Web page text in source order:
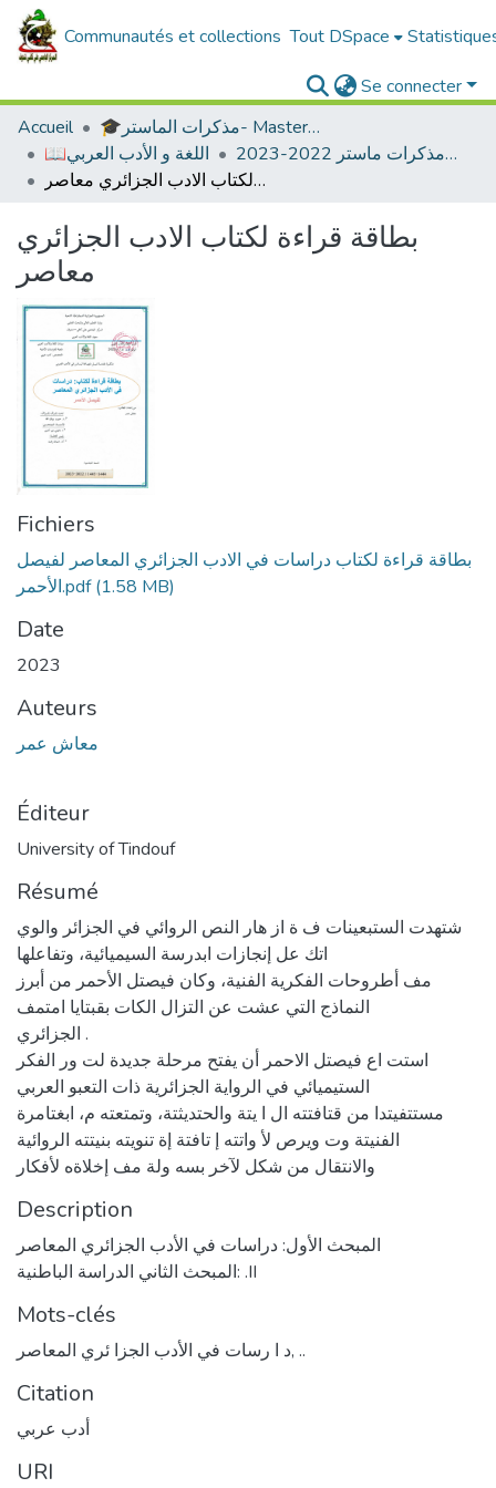
Communautés et collections Tout DSpace
Se connecter
Accueil
🎓مذكرات الماستر- Master's Theses
📖اللغة و الأدب العربي
ادب عربي -مذكرات ماستر 2022-2023
بطاقة قراءة لكتاب الادب الجزائري معاصر
بطاقة قراءة لكتاب الادب الجزائري
معاصر
Fichiers
بطاقة قراءة لكتاب دراسات في الادب الجزائري المعاصر لفيصل
الأحمر.pdf(1.58 MB)
Date
2023
Auteurs
معاش عمر
Éditeur
University of Tindouf
Résumé
شتهدت الستبعينات ف ة از هار النص الروائي في الجزائر والوي
اتك عل إنجازات ابدرسة السيميائية، وتفاعلها
مف أطروحات الفكرية الفنية، وكان فيصتل الأحمر من أبرز
النماذج التي عشت عن التزال الكات بقبتايا امتمف
الجزائري .
استت اع فيصتل الاحمر أن يفتح مرحلة جديدة لت ور الفكر
الستيميائي في الرواية الجزائرية ذات التعبو العربي
مستتفيتدا من قتافتته ال ا يتة والحتديثتة، وتمتعته م، ابغتامرة
الفنيتة وت ويرص لأ واتته إ تافتة إة تنويته بنيتته الروائية
والانتقال من شكل لآخر بسه ولة مف إخلاةه لأفكار
Description
المبحث الأول: دراسات في الأدب الجزائري المعاصر
المبحث الثاني الدراسة الباطنية: .II
Mots-clés
د ا رسات في الأدب الجزا ئري المعاصر, ..
Citation
أدب عربي
URI